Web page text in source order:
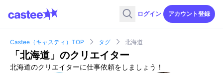
ログイン アカウント登録
Castee（キャスティ）TOP タグ 北海道
「北海道」のクリエイター
北海道のクリエイターに仕事依頼をしましょう！